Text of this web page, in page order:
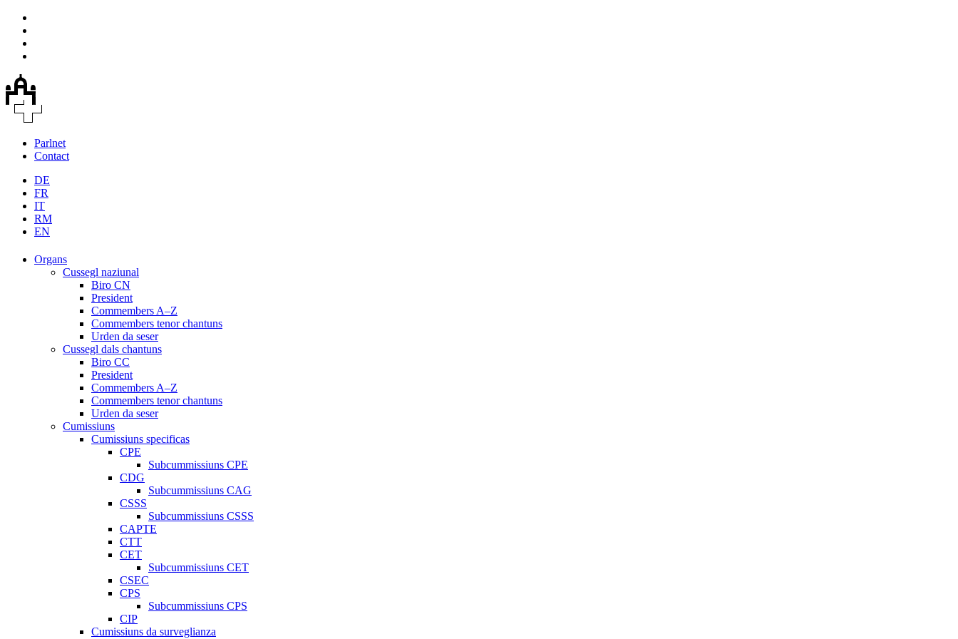
Parlnet
Contact
DE
FR
IT
RM
EN
Organs
Cussegl naziunal
Biro CN
President
Commembers A–Z
Commembers tenor chantuns
Urden da seser
Cussegl dals chantuns
Biro CC
President
Commembers A–Z
Commembers tenor chantuns
Urden da seser
Cumissiuns
Cumissiuns specificas
CPE
Subcummissiuns CPE
CDG
Subcummissiuns CAG
CSSS
Subcummissiuns CSSS
CAPTE
CTT
CET
Subcummissiuns CET
CSEC
CPS
Subcummissiuns CPS
CIP
Cumissiuns da surveglianza